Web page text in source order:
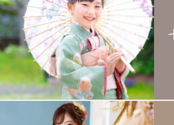
応について
2023.03.02
川越
浦和
大宮
定休日変更のお知らせ
2022.11.18
お宮参り
お宮参りの撮影は生まれて
写真です。健やかに育ちま
込めて、今しかない瞬間を
い着のレンタルも承ってお